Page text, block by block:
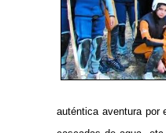
auténtica aventura por